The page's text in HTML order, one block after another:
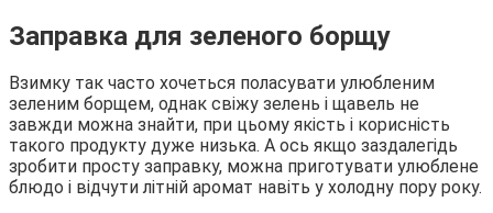
Заправка для зеленого борщу
Взимку так часто хочеться поласувати улюбленим
зеленим борщем, однак свіжу зелень і щавель не
завжди можна знайти, при цьому якість і корисність
такого продукту дуже низька. А ось якщо заздалегідь
зробити просту заправку, можна приготувати улюблене
блюдо і відчути літній аромат навіть у холодну пору року.